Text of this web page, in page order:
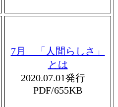
7月 「人間らしさ」
とは
2020.07.01発行
PDF/655KB